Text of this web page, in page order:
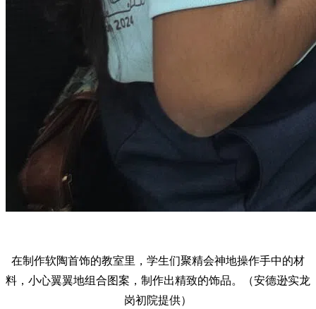
在制作软陶首饰的教室里，学生们聚精会神地操作手中的材
料，小心翼翼地组合图案，制作出精致的饰品。（安德逊实龙
岗初院提供）